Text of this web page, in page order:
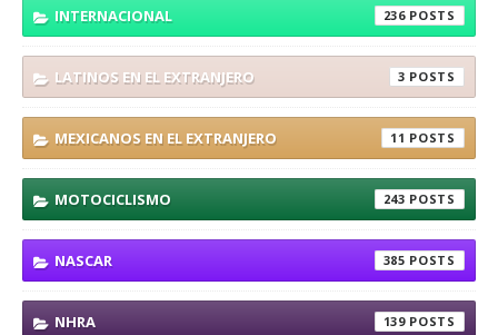
INTERNACIONAL 236
LATINOS EN EL EXTRANJERO 3
MEXICANOS EN EL EXTRANJERO 11
MOTOCICLISMO 243
NASCAR 385
NHRA 139